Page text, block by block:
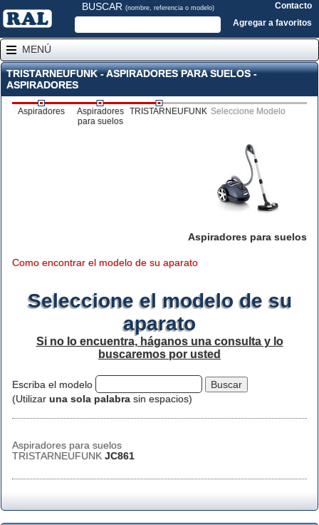
BUSCAR (nombre, referencia o modelo)
Contacto
Agregar a favoritos
MENÚ
TRISTARNEUFUNK - ASPIRADORES PARA SUELOS -
ASPIRADORES
Aspiradores
Aspiradores
para suelos
TRISTARNEUFUNK Seleccione Modelo
Aspiradores para suelos
Como encontrar el modelo de su aparato
Seleccione el modelo de su
aparato
Si no lo encuentra, háganos una consulta y lo
buscaremos por usted
Escriba el modelo
(Utilizar una sola palabra sin espacios)
Aspiradores para suelos
TRISTARNEUFUNK JC861